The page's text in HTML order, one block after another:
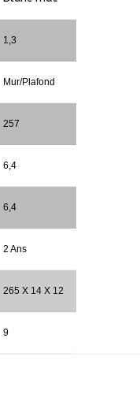
1,3
Mur/Plafond
257
6,4
6,4
2 Ans
265 X 14 X 12
9